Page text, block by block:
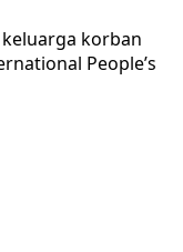
korban
People’s